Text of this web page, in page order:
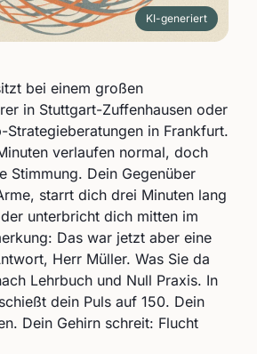
KI-generiert
bei einem großen
in Stuttgart-Zuffenhausen oder
Strategieberatungen in Frankfurt.
verlaufen normal, doch
Stimmung. Dein Gegenüber
starrt dich drei Minuten lang
unterbricht dich mitten im
Das war jetzt aber eine
Herr Müller. Was Sie da
Lehrbuch und Null Praxis. In
dein Puls auf 150. Dein
Dein Gehirn schreit: Flucht